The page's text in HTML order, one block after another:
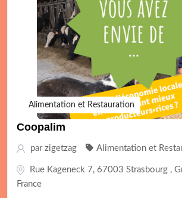
Alimentation et Restauration
Coopalim
par zigetzag Alimentation et
Rue Kageneck 7, 67003 Strasbourg ,
France